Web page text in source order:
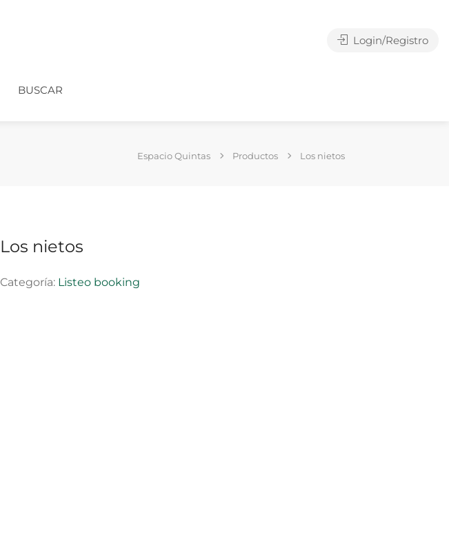
BUSCAR
Login/Registro
Espacio Quintas Productos Los nietos
Los nietos
Categoría: Listeo booking